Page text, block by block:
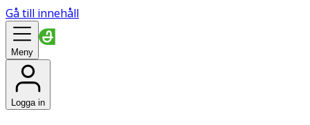
Gå till innehåll
Meny
Logga in